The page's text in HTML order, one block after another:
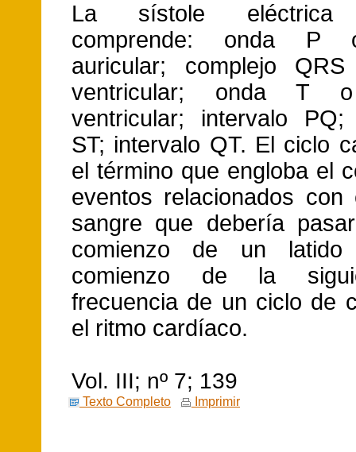
La sístole eléctrica
comprende: onda P
auricular; complejo
ventricular; onda T o
ventricular; intervalo PQ;
ST; intervalo QT. El ciclo
el término que engloba el
eventos relacionados
sangre que debería
comienzo de un
comienzo de la
frecuencia de un ciclo de
el ritmo cardíaco.
Vol. III; nº 7; 139
Texto Completo Imprimir